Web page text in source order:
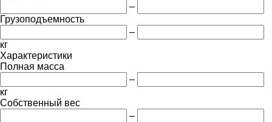
–
Грузоподъемность
–
кг
Характеристики
Полная масса
–
кг
Собственный вес
–